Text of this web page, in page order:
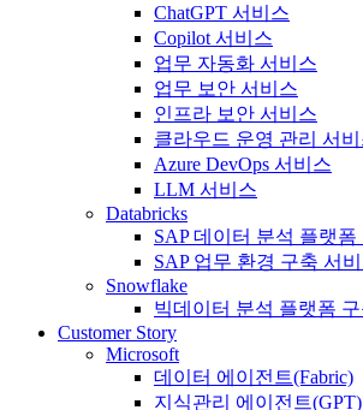
ChatGPT 서비스
Copilot 서비스
업무 자동화 서비스
업무 보안 서비스
인프라 보안 서비스
클라우드 운영 관리 서
Azure DevOps 서비스
LLM 서비스
Databricks
SAP 데이터 분석 플랫
SAP 업무 환경 구축 서
Snowflake
빅데이터 분석 플랫폼
Customer Story
Microsoft
데이터 에이전트(Fabric)
지식관리 에이전트(GPT)